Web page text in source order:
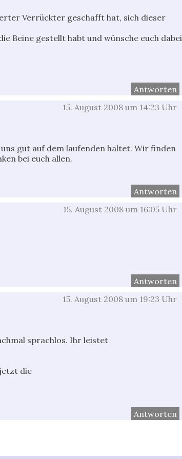
Verrückter geschafft hat, sich dieser
Beine gestellt habt und wünsche euch dabei
Antworten
15. August 2008 um 14:23 Uhr
gut auf dem laufenden haltet. Wir finden
bei euch allen.
Antworten
15. August 2008 um 16:05 Uhr
Antworten
15. August 2008 um 19:23 Uhr
sprachlos. Ihr leistet
die
Antworten